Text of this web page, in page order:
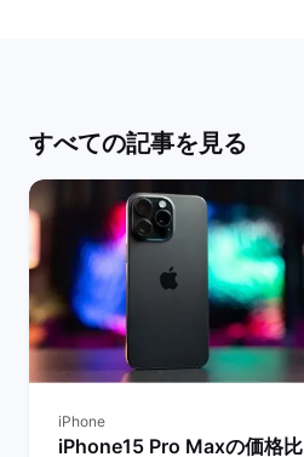
すべての記事を見る
iPhone
iPhone15 Pro Maxの価格比